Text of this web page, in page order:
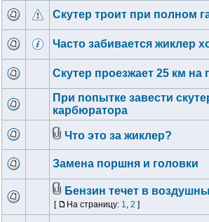
Скутер троит при полном
Часто забивается жиклер
Скутер проезжает 25 км на
При попытке завести
карбюратора
Что это за жиклер?
Замена поршня и головки
Бензин течет в
[ На страницу: 1, 2 ]